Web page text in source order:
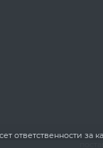
ответственности за